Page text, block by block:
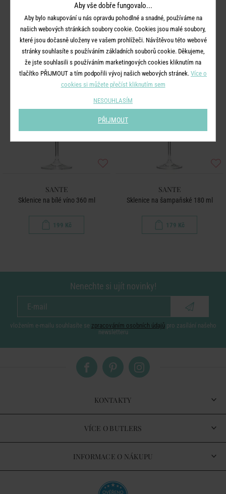
889 Kč 999 Kč
SANTE
Sklenice na bílé víno 360 ml
199 Kč
SANTE
Sklenice na šampaňské 180 ml
179 Kč
Nenechte si ujít novinky!
vložením e-mailu souhlasíte se zpracováním osobních údajů pro zasílání našeho
newsletteru
KONTAKTY
VÍCE O BUTLERS
INFORMACE O NÁKUPU
Aby vše dobře fungovalo...
Aby bylo nakupování u nás opravdu pohodlné a snadné, používáme na
našich webových stránkách soubory cookie. Cookies jsou malé soubory,
které jsou dočasně uloženy ve vašem prohlížeči. Návštěvou této webové
stránky souhlasíte s používáním základních souborů cookie. Děkujeme,
že jste souhlasili s používáním marketingových cookies kliknutím na
tlačítko PŘIJMOUT a tím podpořili vývoj našich webových stránek. Více o
cookies si můžete přečíst kliknutím sem
NESOUHLASÍM
PŘIJMOUT